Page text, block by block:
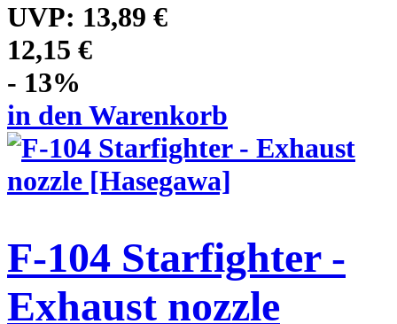
UVP: 13,89 €
12,15 €
- 13%
in den Warenkorb
F-104 Starfighter -
Exhaust nozzle